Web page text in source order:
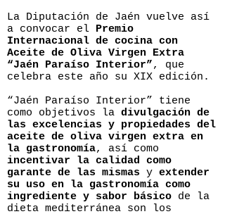
La Diputación de Jaén vuelve así
a convocar el Premio
Internacional de cocina con
Aceite de Oliva Virgen Extra
“Jaén Paraíso Interior”, que
celebra este año su XIX edición.
“Jaén Paraíso Interior” tiene
como objetivos la divulgación de
las excelencias y propiedades del
aceite de oliva virgen extra en
la gastronomía, así como
incentivar la calidad como
garante de las mismas y extender
su uso en la gastronomía como
ingrediente y sabor básico de la
dieta mediterránea son los